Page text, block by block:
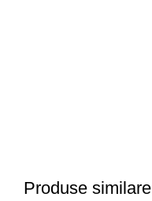
Produse similare